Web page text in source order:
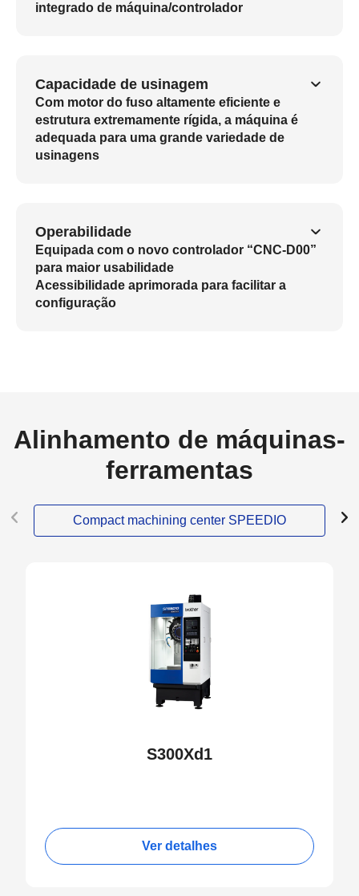
integrado de máquina/controlador
Capacidade de usinagem
Com motor do fuso altamente eficiente e
estrutura extremamente rígida, a máquina é
adequada para uma grande variedade de
usinagens
Operabilidade
Equipada com o novo controlador “CNC-D00”
para maior usabilidade
Acessibilidade aprimorada para facilitar a
configuração
Alinhamento de máquinas-
ferramentas
Compact machining center SPEEDIO
S300Xd1
Ver detalhes